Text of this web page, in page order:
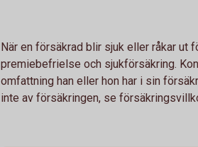
När en försäkrad blir sjuk eller råkar ut
premiebefrielse och sjukförsäkring.
omfattning han eller hon har i sin
inte av försäkringen, se